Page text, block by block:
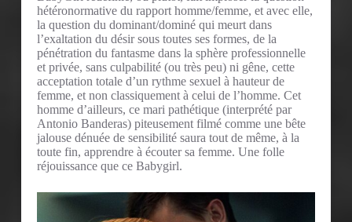
hétéronormative du rapport homme/femme, et avec elle,
la question du dominant/dominé qui meurt dans
l’exaltation du désir sous toutes ses formes, de la
pénétration du fantasme dans la sphère professionnelle
et privée, sans culpabilité (ou très peu) ni gêne, cette
acceptation totale d’un rythme sexuel à hauteur de
femme, et non classiquement à celui de l’homme. Cet
homme d’ailleurs, ce mari pathétique (interprété par
Antonio Banderas) piteusement filmé comme une bête
jalouse dénuée de sensibilité saura tout de même, à la
toute fin, apprendre à écouter sa femme. Une folle
réjouissance que ce Babygirl.